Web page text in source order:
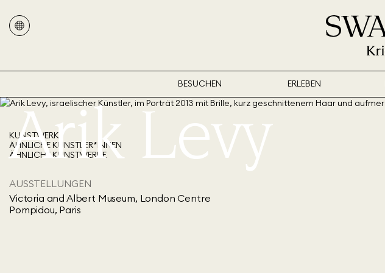
BESUCHEN ERLEBEN
Arik Levy
KUNSTWERK
ÄHNLICHE KÜNSTLER*INNEN
ÄHNLICHE KUNSTWERKE
AUSSTELLUNGEN
Victoria and Albert Museum, London Centre
Pompidou, Paris